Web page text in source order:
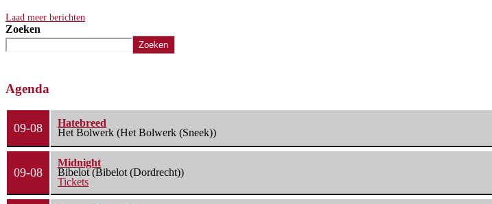
Laad meer berichten
Zoeken
Zoeken
Agenda
09-08
Hatebreed
Het Bolwerk (Het Bolwerk (Sneek))
09-08
Midnight
Bibelot (Bibelot (Dordrecht))
Tickets